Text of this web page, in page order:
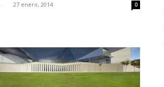
- 27 enero, 2014 0